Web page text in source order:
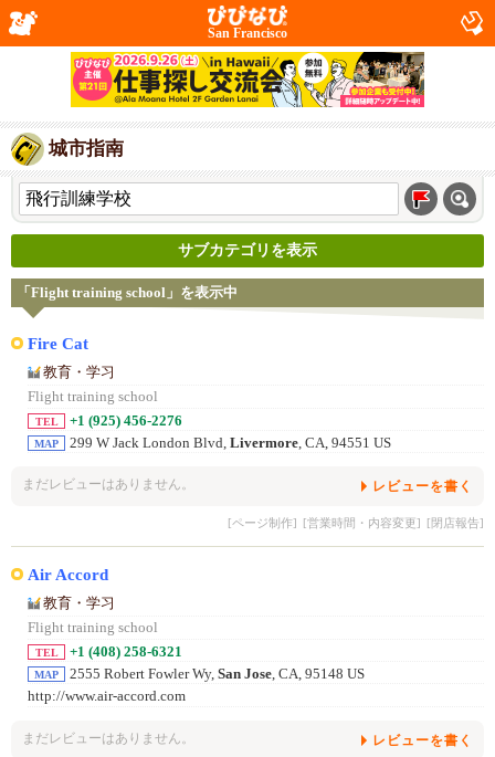
San Francisco
城市指南
サブカテゴリを表示
「Flight training school」を表示中
Fire Cat
教育・学习
Flight training school
TEL +1 (925) 456-2276
MAP 299 W Jack London Blvd, Livermore, CA, 94551 US
まだレビューはありません。 レビューを書く
[ページ制作] [営業時間・内容変更] [閉店報告]
Air Accord
教育・学习
Flight training school
TEL +1 (408) 258-6321
MAP 2555 Robert Fowler Wy, San Jose, CA, 95148 US
http://www.air-accord.com
まだレビューはありません。 レビューを書く